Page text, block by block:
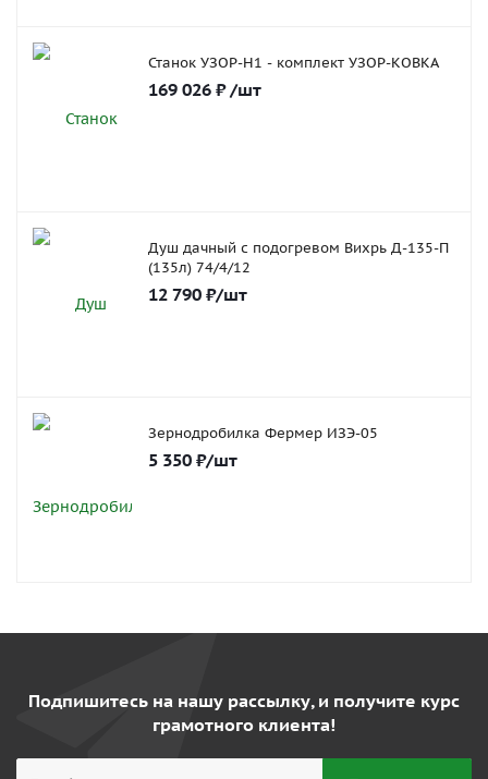
Станок УЗОР-Н1 - комплект УЗОР-КОВКА
169 026 ₽ /шт
Душ дачный с подогревом Вихрь Д-135-П
(135л) 74/4/12
12 790 ₽/шт
Зернодробилка Фермер ИЗЭ-05
5 350 ₽/шт
Подпишитесь на нашу рассылку, и получите курс
грамотного клиента!